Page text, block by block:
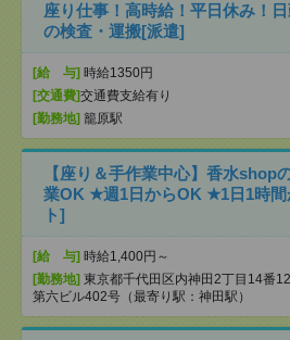
座り仕事！高時給！平日休み！
の検査・運搬[派遣]
[給 与] 時給1350円
[交通費]交通費支給有り
[勤務地] 籠原駅
【座り＆手作業中心】香水shop
業OK ★週1日からOK ★1日1時間
ト]
[給 与] 時給1,400円～
[勤務地] 東京都千代田区内神田2丁目14番
第六ビル402号（最寄り駅：神田駅）